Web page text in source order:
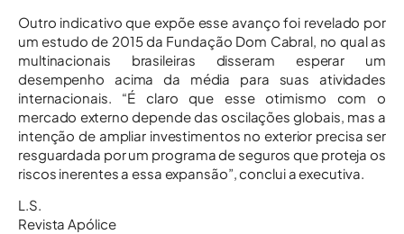
Outro indicativo que expõe esse avanço foi revelado por
um estudo de 2015 da Fundação Dom Cabral, no qual as
multinacionais brasileiras disseram esperar um
desempenho acima da média para suas atividades
internacionais. “É claro que esse otimismo com o
mercado externo depende das oscilações globais, mas a
intenção de ampliar investimentos no exterior precisa ser
resguardada por um programa de seguros que proteja os
riscos inerentes a essa expansão”, conclui a executiva.
L.S.
Revista Apólice